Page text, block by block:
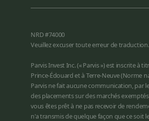
NRD #74000
Veuillez excuser toute erreur de
Parvis Invest Inc. (« Parvis ») est inscrite
Prince-Édouard et à Terre-Neuve (Norme
Parvis ne fait aucune communication,
des placements sur des marchés
vous êtes prêt à ne pas recevoir de
n'a transmis de quelque façon que ce